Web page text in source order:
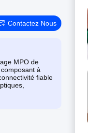
Contactez Nous
MPO de
à
fiable